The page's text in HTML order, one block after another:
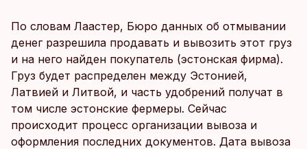
По словам Лаастер, Бюро данных об отмывании
денег разрешила продавать и вывозить этот груз
и на него найден покупатель (эстонская фирма).
Груз будет распределен между Эстонией,
Латвией и Литвой, и часть удобрений получат в
том числе эстонские фермеры. Сейчас
происходит процесс организации вывоза и
оформления последних документов. Дата вывоза